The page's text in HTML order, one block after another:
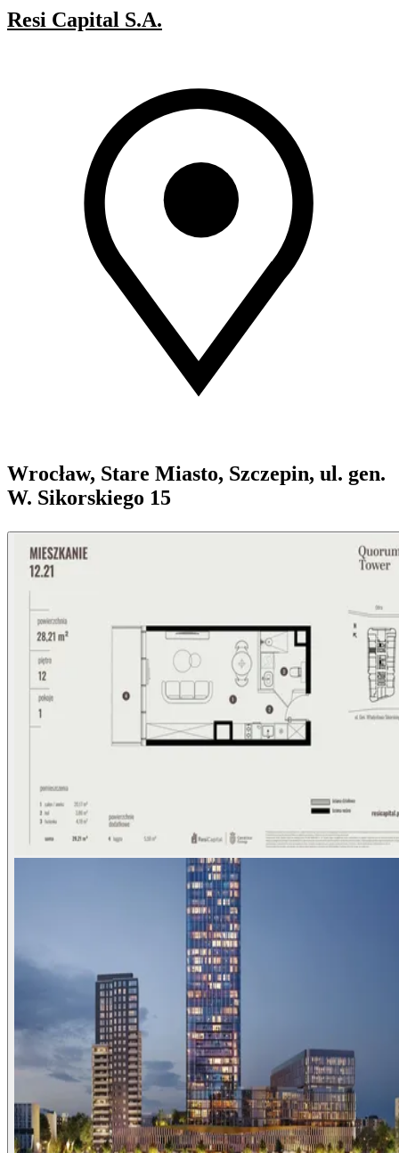
Resi Capital S.A.
Wrocław, Stare Miasto, Szczepin, ul. gen.
W. Sikorskiego 15